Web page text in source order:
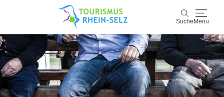
Suche Menu
Suche
Rhein-Selz
Entdecken & Erleben